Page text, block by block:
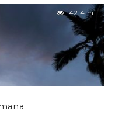
42.4 mil